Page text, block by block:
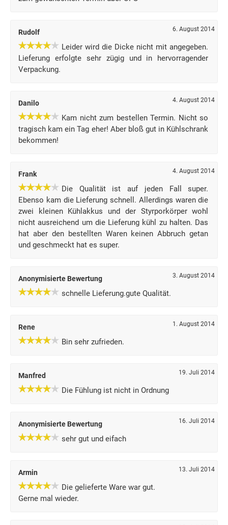
Rudolf 6. August 2014
Leider wird die Dicke nicht mit angegeben.
Lieferung erfolgte sehr zügig und in hervorragender
Verpackung.
Danilo 4. August 2014
Kam nicht zum bestellen Termin. Nicht so
tragisch kam ein Tag eher! Aber bloß gut in Kühlschrank
bekommen!
Frank 4. August 2014
Die Qualität ist auf jeden Fall super.
Ebenso kam die Lieferung schnell. Allerdings waren die
zwei kleinen Kühlakkus und der Styrporkörper wohl
nicht ausreichend um die Lieferung kühl zu halten. Das
hat aber den bestellten Waren keinen Abbruch getan
und geschmeckt hat es super.
Anonymisierte Bewertung 3. August 2014
schnelle Lieferung.gute Qualität.
Rene 1. August 2014
Bin sehr zufrieden.
Manfred 19. Juli 2014
Die Fühlung ist nicht in Ordnung
Anonymisierte Bewertung 16. Juli 2014
sehr gut und eifach
Armin 13. Juli 2014
Die gelieferte Ware war gut.
Gerne mal wieder.